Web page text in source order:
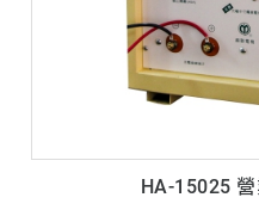
HA-15025